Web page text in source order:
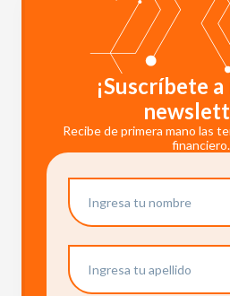
¡Suscríbete
Recibe de primera mano las
financiero.